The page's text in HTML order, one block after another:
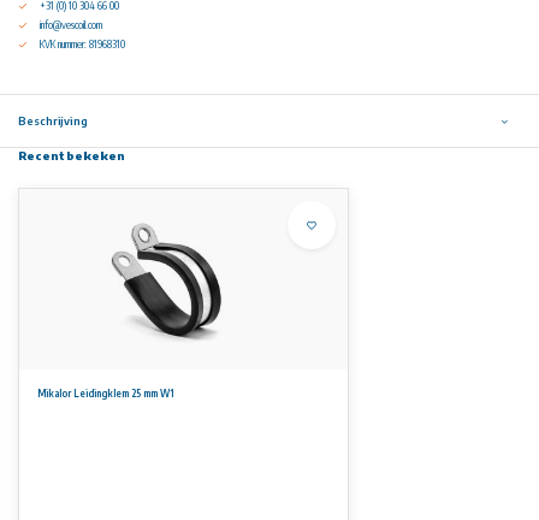
+31 (0) 10 304 66 00
info@vescoil.com
KVK nummer: 81968310
Beschrijving
Recent bekeken
Mikalor Leidingklem 25 mm W1